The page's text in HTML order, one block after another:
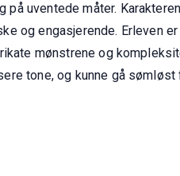
uventede måter.
og engasjerende. Erleven
mønstrene og
tone, og kunne gå